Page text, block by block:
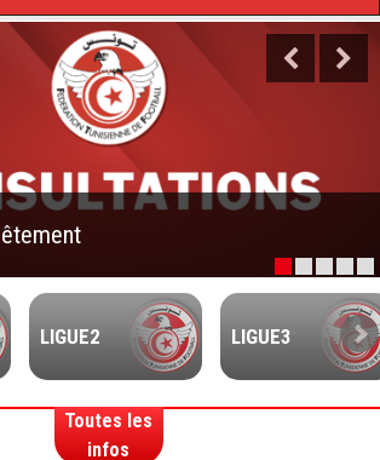
2018/2019
2018
2017
LIGUE2 LIGUE3
Toutes les
infos